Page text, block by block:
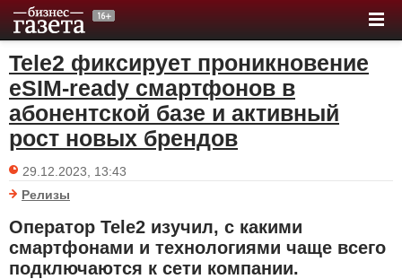
Tele2 фиксирует проникновение
eSIM-ready смартфонов в
абонентской базе и активный
рост новых брендов
29.12.2023, 13:43
Релизы
Оператор Tele2 изучил, с какими
смартфонами и технологиями чаще всего
подключаются к сети компании.